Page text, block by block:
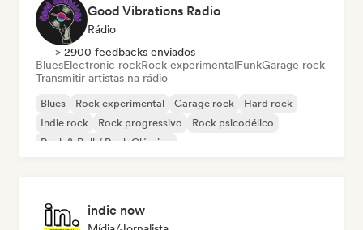
Good Vibrations Radio
Rádio
> 2900 feedbacks enviados
BluesElectronic rockRock experimentalFunkGarage rock
Transmitir artistas na rádio
Blues Rock experimental Garage rock
Hard rock
Indie rock
Rock progressivo
Rock psicodélico
Rock & Roll / Rock Clássico
indie now